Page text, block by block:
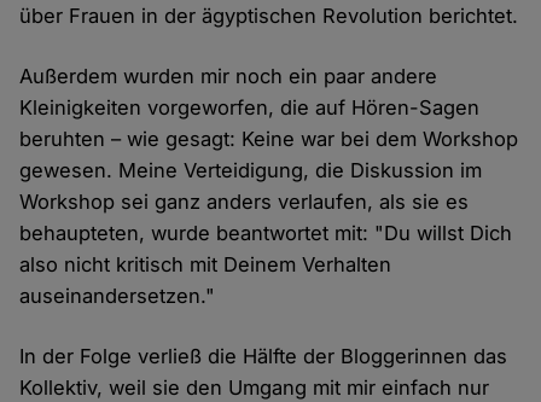
über Frauen in der ägyptischen Revolution berichtet.
Außerdem wurden mir noch ein paar andere
Kleinigkeiten vorgeworfen, die auf Hören-Sagen
beruhten – wie gesagt: Keine war bei dem Workshop
gewesen. Meine Verteidigung, die Diskussion im
Workshop sei ganz anders verlaufen, als sie es
behaupteten, wurde beantwortet mit: "Du willst Dich
also nicht kritisch mit Deinem Verhalten
auseinandersetzen."
In der Folge verließ die Hälfte der Bloggerinnen das
Kollektiv, weil sie den Umgang mit mir einfach nur